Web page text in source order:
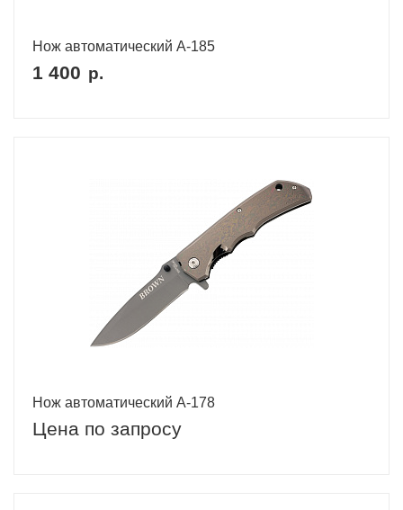
Нож автоматический A-185
1 400 р.
Нож автоматический A-178
Цена по запросу